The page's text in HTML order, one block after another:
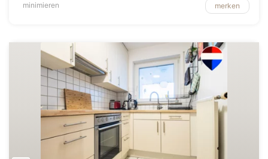
minimieren merken